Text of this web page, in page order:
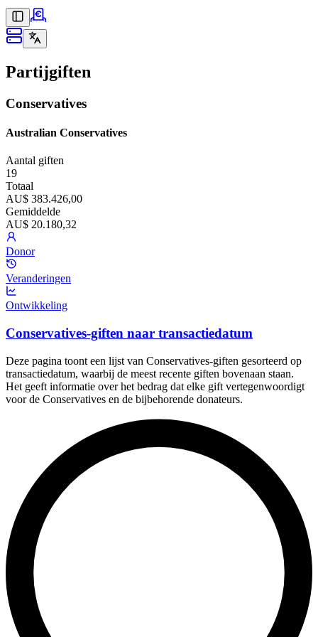
Partijgiften
Conservatives
Australian Conservatives
Aantal giften
19
Totaal
AU$ 383.426,00
Gemiddelde
AU$ 20.180,32
Donor
Veranderingen
Ontwikkeling
Conservatives-giften naar transactiedatum
Deze pagina toont een lijst van Conservatives-giften gesorteerd op
transactiedatum, waarbij de meest recente giften bovenaan staan.
Het geeft informatie over het bedrag dat elke gift vertegenwoordigt
voor de Conservatives en de bijbehorende donateurs.